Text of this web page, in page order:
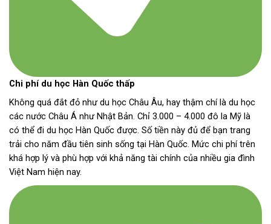
Chi phí du học Hàn Quốc thấp
Không quá đắt đỏ như du học Châu Âu, hay thậm chí là du học
các nước Châu Á như Nhật Bản. Chỉ 3.000 – 4.000 đô la Mỹ là
có thể đi du học Hàn Quốc được. Số tiền này đủ để bạn trang
trải cho năm đầu tiên sinh sống tại Hàn Quốc. Mức chi phí trên
khá hợp lý và phù hợp với khả năng tài chính của nhiều gia đình
Việt Nam hiện nay.